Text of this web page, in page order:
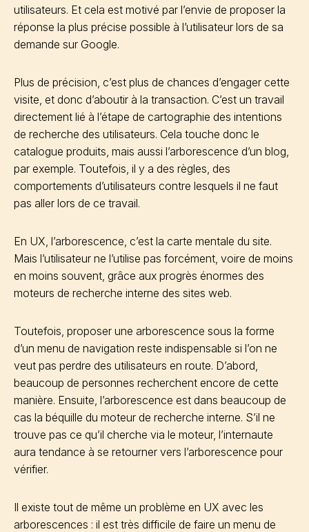
utilisateurs. Et cela est motivé par l’envie de proposer la
réponse la plus précise possible à l’utilisateur lors de sa
demande sur Google.
Plus de précision, c’est plus de chances d’engager cette
visite, et donc d’aboutir à la transaction. C’est un travail
directement lié à l’étape de cartographie des intentions
de recherche des utilisateurs. Cela touche donc le
catalogue produits, mais aussi l’arborescence d’un blog,
par exemple. Toutefois, il y a des règles, des
comportements d’utilisateurs contre lesquels il ne faut
pas aller lors de ce travail.
En UX, l’arborescence, c’est la carte mentale du site.
Mais l’utilisateur ne l’utilise pas forcément, voire de moins
en moins souvent, grâce aux progrès énormes des
moteurs de recherche interne des sites web.
Toutefois, proposer une arborescence sous la forme
d’un menu de navigation reste indispensable si l’on ne
veut pas perdre des utilisateurs en route. D’abord,
beaucoup de personnes recherchent encore de cette
manière. Ensuite, l’arborescence est dans beaucoup de
cas la béquille du moteur de recherche interne. S’il ne
trouve pas ce qu’il cherche via le moteur, l’internaute
aura tendance à se retourner vers l’arborescence pour
vérifier.
Il existe tout de même un problème en UX avec les
arborescences : il est très difficile de faire un menu de